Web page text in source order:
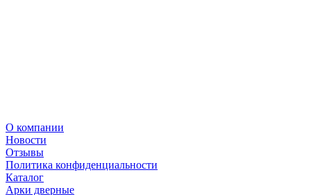
О компании
Новости
Отзывы
Политика конфиденциальности
Каталог
Арки дверные